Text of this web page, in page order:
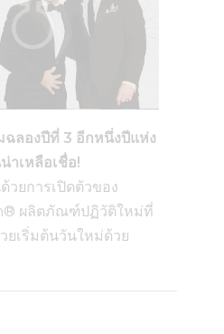
ลองปีที่ 3 อีกหนึ่งปีแห่ง
าเหลือเชื่อ!
วยการเปิดตัวของ
ผลิตภัณฑ์ปฏิวัติใหม่ที่
เริ่มต้นวันใหม่ด้วย